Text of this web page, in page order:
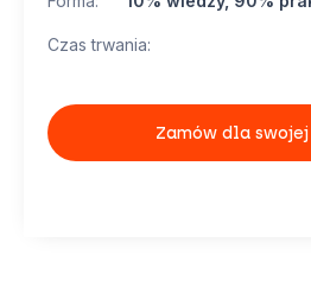
Czas trwania:
Zamów dla